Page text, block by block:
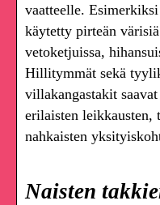
vaatteelle.
käytetty pirteän
vetoketjuissa,
Hillitymmät sekä
villakangastakit
erilaisten leikkausten,
nahkaisten
Naisten